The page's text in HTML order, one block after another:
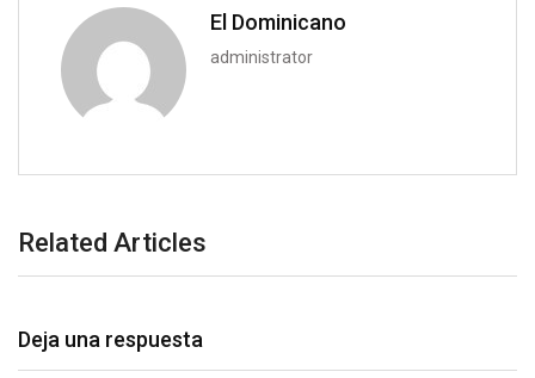
El Dominicano
administrator
Related Articles
Deja una respuesta